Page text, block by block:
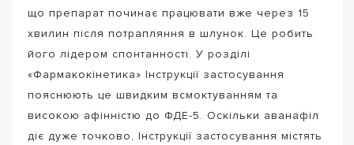
що препарат починає працювати вже через 15
хвилин після потрапляння в шлунок. Це робить
його лідером спонтанності. У розділі
«Фармакокінетика» Інструкції застосування
пояснюють це швидким всмоктуванням та
високою афінністю до ФДЕ-5. Оскільки аванафіл
діє дуже точково, Інструкції застосування містять